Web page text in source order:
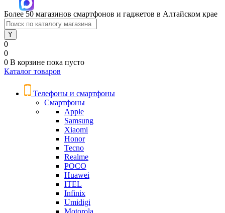
Более 50 магазинов смартфонов и гаджетов в Алтайском крае
0
0
0 В корзине пока пусто
Каталог товаров
Телефоны и смартфоны
Смартфоны
Apple
Samsung
Xiaomi
Honor
Tecno
Realme
POCO
Huawei
ITEL
Infinix
Umidigi
Motorola